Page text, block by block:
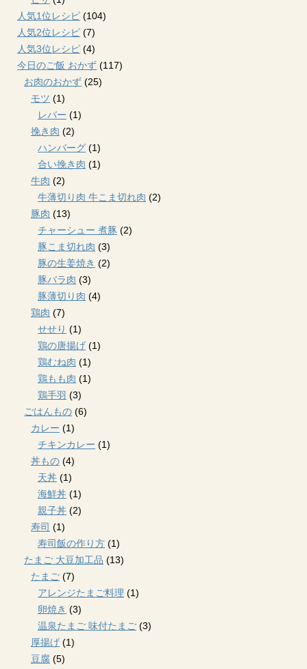
人気1位レシピ (104)
人気2位レシピ (7)
人気3位レシピ (4)
今日のご飯 おかず (117)
お肉のおかず (25)
モツ (1)
レバー (1)
挽き肉 (2)
ハンバーグ (1)
合い挽き肉 (1)
牛肉 (2)
牛薄切り肉 牛こま切れ肉 (2)
豚肉 (13)
チャーシュー 煮豚 (2)
豚こま切れ肉 (3)
豚の生姜焼き (2)
豚バラ肉 (3)
豚薄切り肉 (4)
鶏肉 (7)
せせり (1)
鶏の唐揚げ (1)
鶏むね肉 (1)
鶏もも肉 (1)
鶏手羽 (3)
ごはんもの (6)
カレー (1)
チキンカレー (1)
丼もの (4)
天丼 (1)
海鮮丼 (1)
親子丼 (2)
寿司 (1)
寿司飯の作り方 (1)
たまご 大豆加工品 (13)
たまご (7)
アレンジたまご料理 (1)
卵焼き (3)
温泉たまご 味付たまご (3)
厚揚げ (1)
豆腐 (5)